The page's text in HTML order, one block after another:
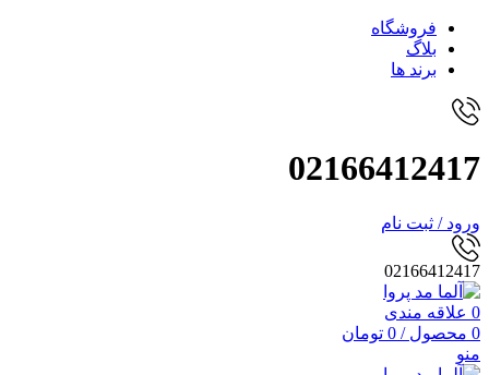
فروشگاه
بلاگ
برند ها
02166412417
ورود / ثبت نام
02166412417
0 علاقه مندی
0 محصول /
0 تومان
منو